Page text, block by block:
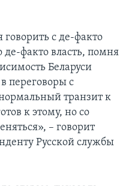
с де-факто
де-факто власть, помня
Беларуси
переговоры с
транзит к
к этому, но со
– говорит
Русской службы